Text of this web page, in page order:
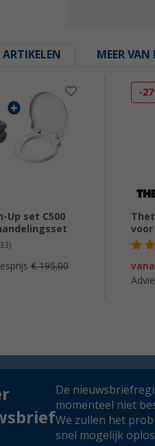
ARTIKELEN MEER
Up set C500
€ 195,00
-
De
momenteel niet
We zullen het
snel mogelijk